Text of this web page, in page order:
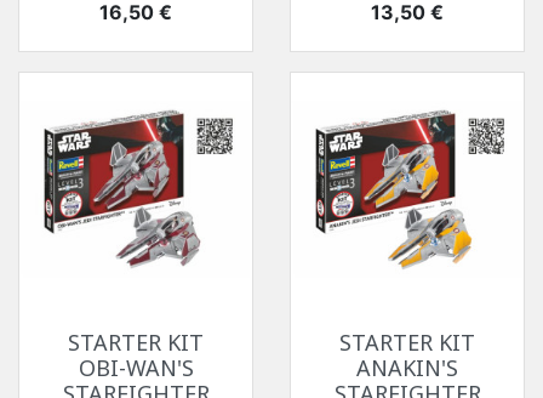
Prix
16,50 € Prix
13,50 €
STARTER KIT
OBI-WAN'S
STARTER KIT
ANAKIN'S